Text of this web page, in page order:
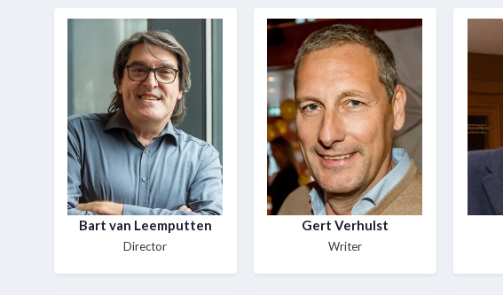
Bart van Leemputten
Director
Gert Verhulst
Writer